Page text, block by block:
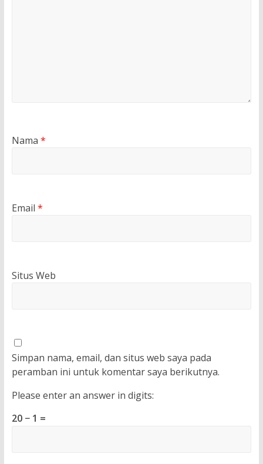
Nama *
Email *
Situs Web
Simpan nama, email, dan situs web saya pada
peramban ini untuk komentar saya berikutnya.
Please enter an answer in digits:
20 − 1 =